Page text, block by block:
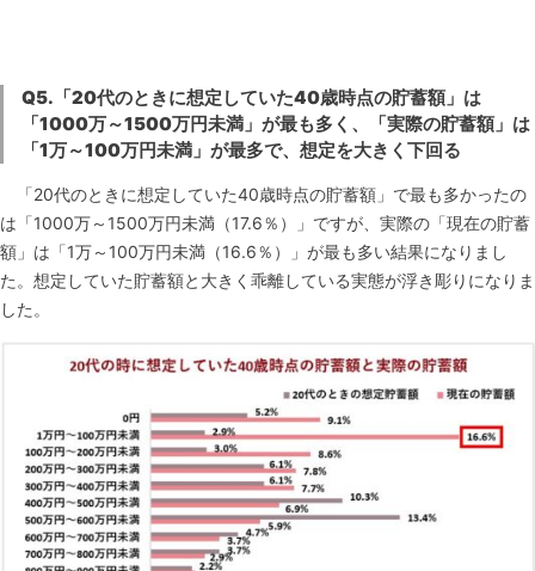
Q5. 「20代のときに想定していた40歳時点の貯蓄額」は
「1000万～1500万円未満」が最も多く、「実際の貯蓄額」は
「1万～100万円未満」が最多で、想定を大きく下回る
「20代のときに想定していた40歳時点の貯蓄額」で最も多かったの
は「1000万～1500万円未満（17.6％）」ですが、実際の「現在の貯蓄
額」は「1万～100万円未満（16.6％）」が最も多い結果になりまし
た。想定していた貯蓄額と大きく乖離している実態が浮き彫りになりま
した。